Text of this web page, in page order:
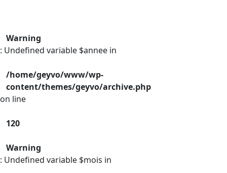
Warning
: Undefined variable $annee in
/home/geyvo/www/wp-
content/themes/geyvo/archive.php
on line
120
Warning
: Undefined variable $mois in